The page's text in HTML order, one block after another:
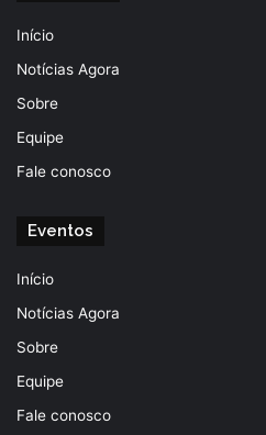
Início
Notícias Agora
Sobre
Equipe
Fale conosco
Eventos
Início
Notícias Agora
Sobre
Equipe
Fale conosco